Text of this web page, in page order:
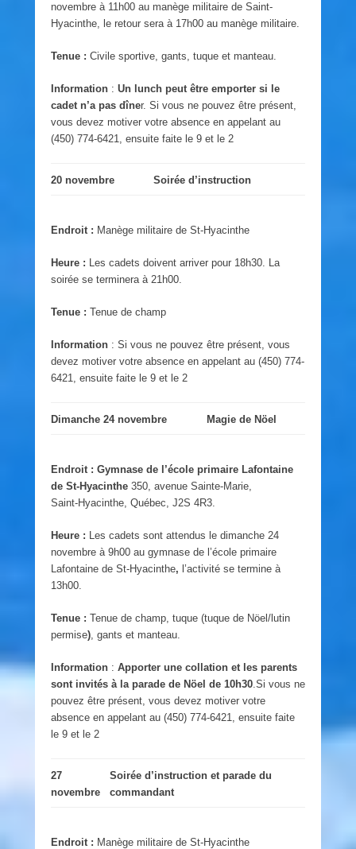
novembre à 11h00 au manège militaire de Saint-
Hyacinthe, le retour sera à 17h00 au manège militaire.
Tenue : Civile sportive, gants, tuque et manteau.
Information : Un lunch peut être emporter si le
cadet n’a pas dîner. Si vous ne pouvez être présent,
vous devez motiver votre absence en appelant au
(450) 774-6421, ensuite faite le 9 et le 2
20 novembre Soirée d’instruction
Endroit : Manège militaire de St-Hyacinthe
Heure : Les cadets doivent arriver pour 18h30. La
soirée se terminera à 21h00.
Tenue : Tenue de champ
Information : Si vous ne pouvez être présent, vous
devez motiver votre absence en appelant au (450) 774-
6421, ensuite faite le 9 et le 2
Dimanche 24 novembre Magie de Nöel
Endroit : Gymnase de l’école primaire Lafontaine
de St-Hyacinthe 350, avenue Sainte-Marie,
Saint-Hyacinthe, Québec, J2S 4R3.
Heure : Les cadets sont attendus le dimanche 24
novembre à 9h00 au gymnase de l’école primaire
Lafontaine de St-Hyacinthe, l’activité se termine à
13h00.
Tenue : Tenue de champ, tuque (tuque de Nöel/lutin
permise), gants et manteau.
Information : Apporter une collation et les parents
sont invités à la parade de Nöel de 10h30.Si vous ne
pouvez être présent, vous devez motiver votre
absence en appelant au (450) 774-6421, ensuite faite
le 9 et le 2
27
novembre
Soirée d’instruction et parade du
commandant
Endroit : Manège militaire de St-Hyacinthe